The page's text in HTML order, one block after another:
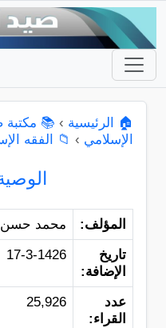
🏠 الرئيسية › 📚 مكتبة
الإسلامي › 📁 الفقه
المؤلف:
محمد
تاريخ
الإضافة:
17-3-1426
عدد
القراء:
25,926